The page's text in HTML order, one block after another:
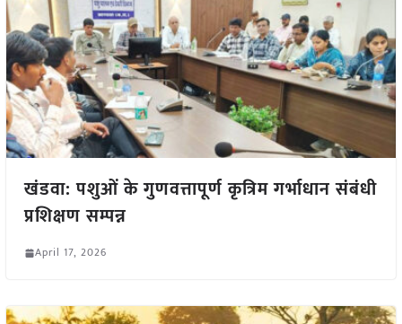
खंडवा: पशुओं के गुणवत्तापूर्ण कृत्रिम गर्भाधान संबंधी
प्रशिक्षण सम्पन्न
April 17, 2026